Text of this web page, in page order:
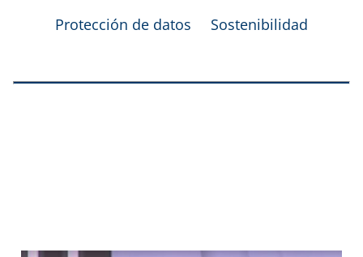
Protección de datos Sostenibilidad